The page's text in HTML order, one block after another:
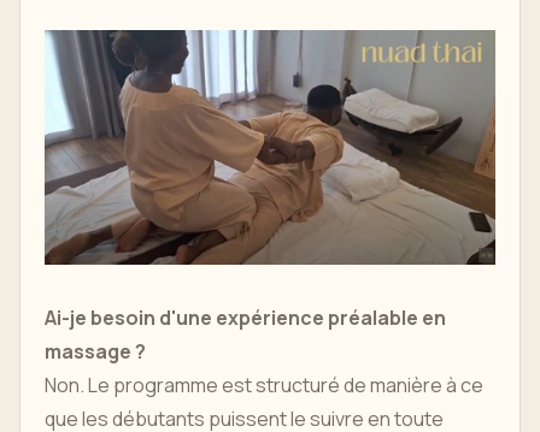
Ai-je besoin d'une expérience préalable en
massage ?
Non. Le programme est structuré de manière à ce
que les débutants puissent le suivre en toute